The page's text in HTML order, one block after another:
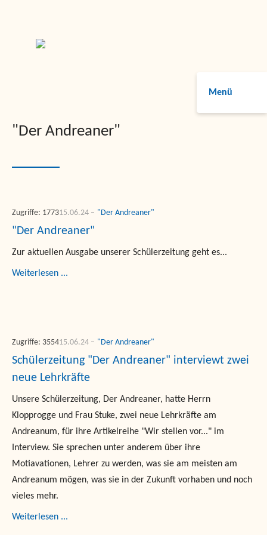
Menü
"Der Andreaner"
"Der Andreaner"
Zur aktuellen Ausgabe unserer Schülerzeitung geht es...
"Der Andreaner"
15.06.24
Zugriffe: 1773
Weiterlesen ...
Schülerzeitung "Der Andreaner" interviewt zwei
neue Lehrkräfte
Unsere Schülerzeitung, Der Andreaner, hatte Herrn
Klopprogge und Frau Stuke, zwei neue Lehrkräfte am
Andreanum, für ihre Artikelreihe "Wir stellen vor..." im
Interview. Sie sprechen unter anderem über ihre
Motiavationen, Lehrer zu werden, was sie am meisten am
Andreanum mögen, was sie in der Zukunft vorhaben und noch
vieles mehr.
"Der Andreaner"
15.06.24
Zugriffe: 3554
Weiterlesen ...